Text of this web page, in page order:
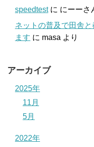
speedtestに にーーさ
ネットの普及で田舎
ます に masa より
アーカイブ
2025年
11月
5月
2022年